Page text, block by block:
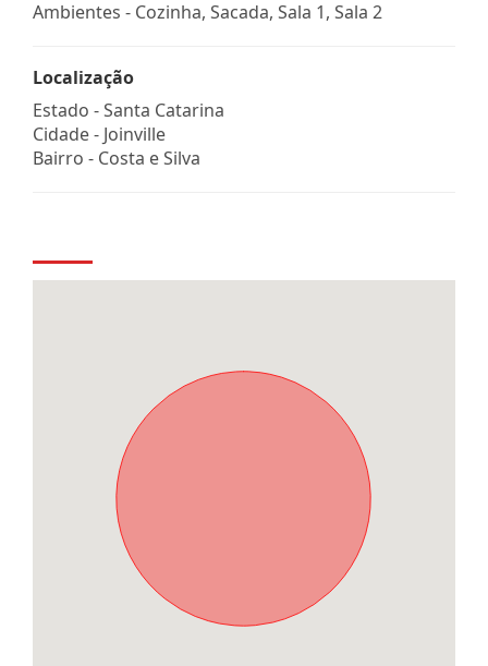
Ambientes - Cozinha, Sacada, Sala 1, Sala 2
Localização
Estado -Santa Catarina
Cidade - Joinville
Bairro - Costa e Silva